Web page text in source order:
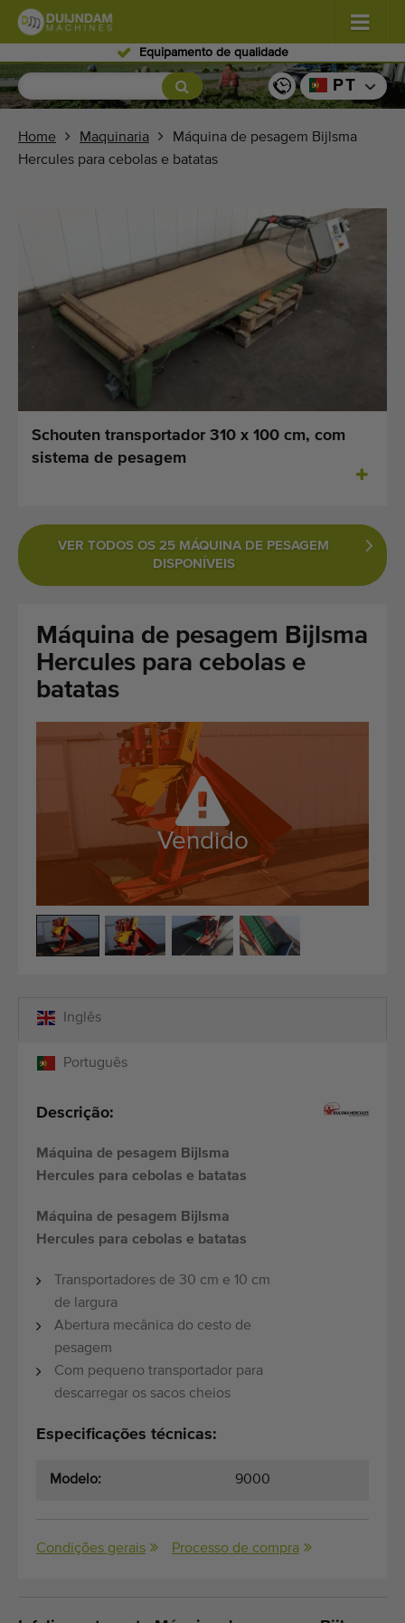
Flores e plantas (587)
Vegetais de estufa (350)
(441)
Venda a sua máquina!
Pesquisa por tipo
Últimas máquinas visualizadas
Alerta de Máquinas
Maquinaria
Sobre nós
FAQ
Contacto
Equipamento de qualidade
Pessoal qualificado
Entregas em todo o mundo
Desde 1977
PT
Home Maquinaria
Máquina de pesagem Bijlsma
Hercules para cebolas e batatas
Schouten transportador 310 x 100 cm, com
sistema de pesagem
VER TODOS OS 25 MÁQUINA DE PESAGEM
DISPONÍVEIS
Máquina de pesagem Bijlsma
Hercules para cebolas e
batatas
Vendido
Português
Inglês
Descrição:
Máquina de pesagem Bijlsma
Hercules para cebolas e batatas
Máquina de pesagem Bijlsma
Hercules para cebolas e batatas
Transportadores de 30 cm e 10 cm
de largura
Abertura mecânica do cesto de
pesagem
Com pequeno transportador para
descarregar os sacos cheios
Especificações técnicas:
Modelo: 9000
Condições gerais Processo de compra